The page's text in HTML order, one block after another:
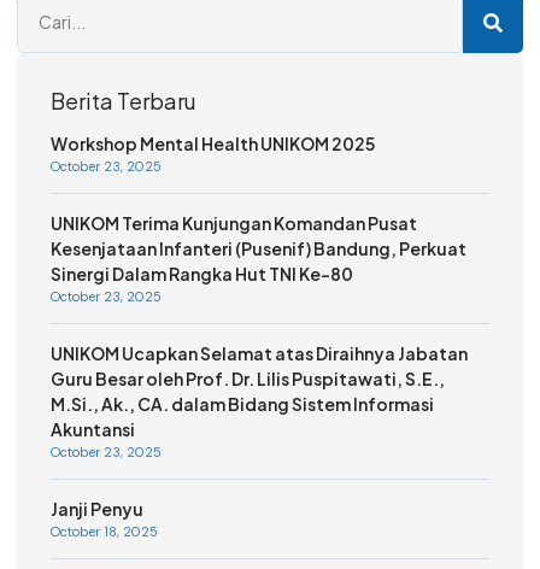
Berita Terbaru
Workshop Mental Health UNIKOM 2025
October 23, 2025
UNIKOM Terima Kunjungan Komandan Pusat
Kesenjataan Infanteri (Pusenif) Bandung, Perkuat
Sinergi Dalam Rangka Hut TNI Ke-80
October 23, 2025
UNIKOM Ucapkan Selamat atas Diraihnya Jabatan
Guru Besar oleh Prof. Dr. Lilis Puspitawati, S.E.,
M.Si., Ak., CA. dalam Bidang Sistem Informasi
Akuntansi
October 23, 2025
Janji Penyu
October 18, 2025